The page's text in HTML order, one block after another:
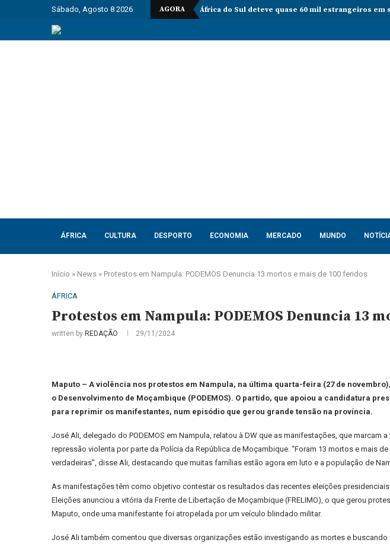
Sábado, Agosto 8 2026 AGORA África do Sul deteve quase 60 mil estrangeiros em
ÁFRICA CULTURA DESPORTO ECONOMIA MERCADO MUNDO
Início » News » Protestos em Nampula: PODEMOS Denuncia 13 mortos e mais de 100 feridos
ÁFRICA
Protestos em Nampula: PODEMOS Denuncia 13
written by REDAÇÃO 29/11/2024
Maputo – A violência nos protestos em Nampula, na última quarta-feira (27 de
o Desenvolvimento de Moçambique (PODEMOS). O partido, que apoiou a candidatura
para reprimir os manifestantes, num episódio que gerou grande tensão na província.
José Ali, delegado do PODEMOS em Nampula, relatou à DW que as manifestações, que
repressão violenta por parte da Polícia da República de Moçambique. “Foram 13 mortos e
verdadeiras”, disse Ali, destacando que muitas famílias estão agora em luto e a população de
As manifestações têm como objetivo contestar os resultados das recentes eleições
Eleições anunciou a vitória da Frente de Libertação de Moçambique (FRELIMO), o que gerou
Maputo, onde uma manifestante foi atropelada por um veículo blindado militar.
José Ali também comentou que diversas organizações estão investigando as mortes e